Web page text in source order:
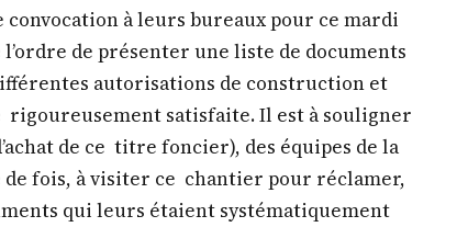
à leurs bureaux pour ce mardi
de présenter une liste de documents
autorisations de construction et
rigoureusement satisfaite. Il est à souligner
de ce titre foncier), des équipes de la
de fois, à visiter ce chantier pour réclamer,
qui leurs étaient systématiquement